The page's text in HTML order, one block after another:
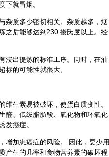
下就冒烟。
杂质多少密切相关。杂质越多，烟
之后能够达到230 摄氏度以上。经
浸出提炼的标准工序。同时，在油
标的可能性就很大。
生素易被破坏，使蛋白质变性。
醛、低级脂肪酸、氧化物和环氧化
发癌症。
增加患癌症的风险。 因此，要少用
产生的几率和食物营养素的破坏程